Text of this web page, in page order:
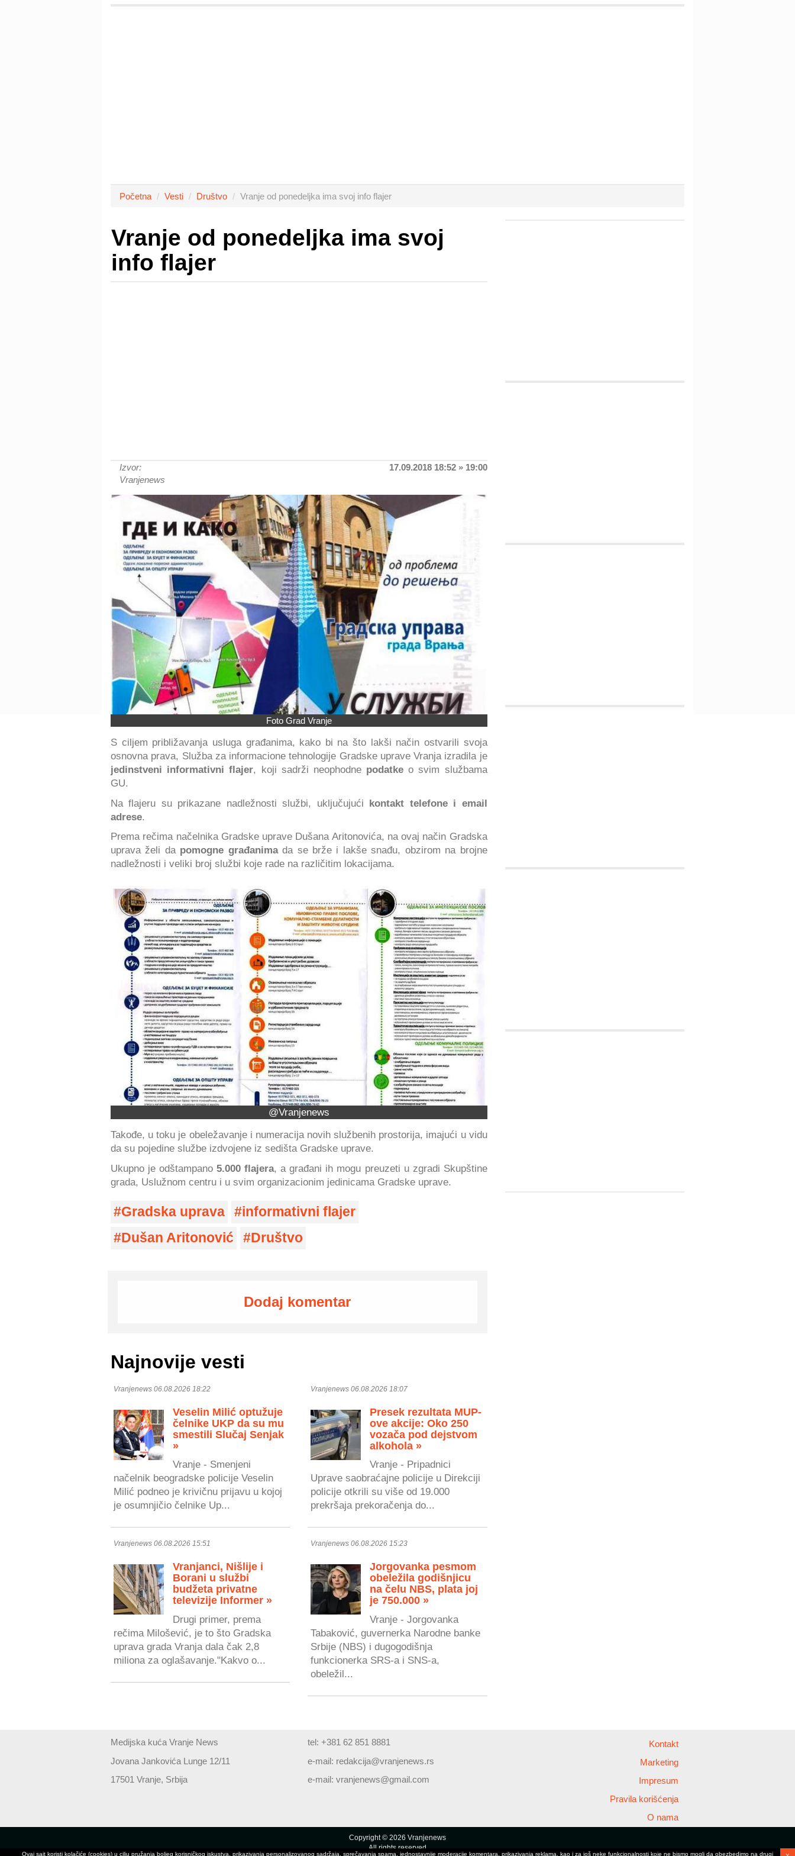
Početna Vesti Društvo Vranje od ponedeljka ima svoj info flajer
Vranje od ponedeljka ima svoj
info flajer
Izvor:
Vranjenews
17.09.2018 18:52 » 19:00
Foto Grad Vranje
S ciljem približavanja usluga građanima, kako bi na što lakši način ostvarili svoja
osnovna prava, Služba za informacione tehnologije Gradske uprave Vranja izradila je
jedinstveni informativni flajer, koji sadrži neophodne podatke o svim službama
GU.
Na flajeru su prikazane nadležnosti službi, uključujući kontakt telefone i email
adrese.
Prema rečima načelnika Gradske uprave Dušana Aritonovića, na ovaj način Gradska
uprava želi da pomogne građanimada se brže i lakše snađu, obzirom na brojne
nadležnosti i veliki broj službi koje rade na različitim lokacijama.
@Vranjenews
Takođe, u toku je obeležavanje i numeracija novih službenih prostorija, imajući u vidu
da su pojedine službe izdvojene iz sedišta Gradske uprave.
Ukupno je odštampano5.000 flajera, a građani ih mogu preuzeti u zgradi Skupštine
grada, Uslužnom centru i u svim organizacionim jedinicama Gradske uprave.
Gradska uprava
informativni flajer
Dušan Aritonović
Društvo
Dodaj komentar
Najnovije vesti
Vranjenews 06.08.2026 18:22
Veselin Milić optužuje
čelnike UKP da su mu
smestili Slučaj Senjak
»
Vranje - Smenjeni
načelnik beogradske policije Veselin
Milić podneo je krivičnu prijavu u kojoj
je osumnjičio čelnike Up...
Vranjenews 06.08.2026 18:07
Presek rezultata MUP-
ove akcije: Oko 250
vozača pod dejstvom
alkohola »
Vranje - Pripadnici
Uprave saobraćajne policije u Direkciji
policije otkrili su više od 19.000
prekršaja prekoračenja do...
Vranjenews 06.08.2026 15:51
Vranjanci, Nišlije i
Borani u službi
budžeta privatne
televizije Informer »
Drugi primer, prema
rečima Milošević, je to što Gradska
uprava grada Vranja dala čak 2,8
miliona za oglašavanje."Kakvo o...
Vranjenews 06.08.2026 15:23
Jorgovanka pesmom
obeležila godišnjicu
na čelu NBS, plata joj
je 750.000 »
Vranje - Jorgovanka
Tabaković, guvernerka Narodne banke
Srbije (NBS) i dugogodišnja
funkcionerka SRS-a i SNS-a,
obeležil...
Medijska kuća Vranje News
Jovana Jankovića Lunge 12/11
17501 Vranje, Srbija
tel: +381 62 851 8881
e-mail: redakcija@vranjenews.rs
e-mail:vranjenews@gmail.com
Kontakt
Marketing
Impresum
Pravila korišćenja
O nama
Copyright © 2026 Vranjenews
All rights reserved
Ovaj sajt koristi kolačiće (cookies) u cilju pružanja boljeg korisničkog iskustva, prikazivanja personalizovanog sadržaja, sprečavanja spama, jednostavnije moderacije komentara, prikazivanja reklama, kao i za još neke funkcionalnosti koje ne bismo mogli da obezbedimo na drugi